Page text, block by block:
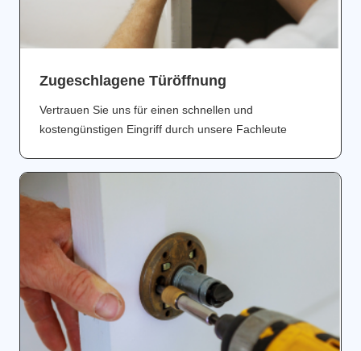
Zugeschlagene Türöffnung
Vertrauen Sie uns für einen schnellen und
kostengünstigen Eingriff durch unsere Fachleute